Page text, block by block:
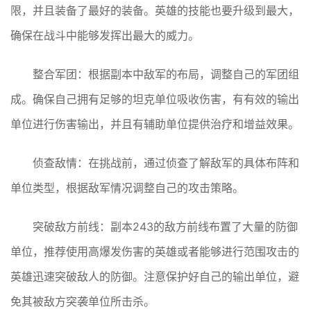
限，并且装备了最好的装备。英雄的技能也要升级到最大，
确保在战斗中能够发挥出最大的威力。
整合军团：根据副本中敌军的布局，调整自己的军团组
成。确保自己拥有足够的坦克单位吸收伤害，有有效的输出
单位进行伤害输出，并且有辅助单位提供治疗和增益效果。
侦查敌情：在挑战前，通过侦查了解敌军的具体布阵和
单位类型，根据敌军情况调整自己的攻击策略。
突破敌方前线：副本243的敌方前线布置了大量的防御
单位，推荐使用高爆发伤害的英雄或者能够进行范围攻击的
英雄迅速突破敌人的防御。注意保护好自己的输出单位，避
免其被敌方突袭单位所击杀。